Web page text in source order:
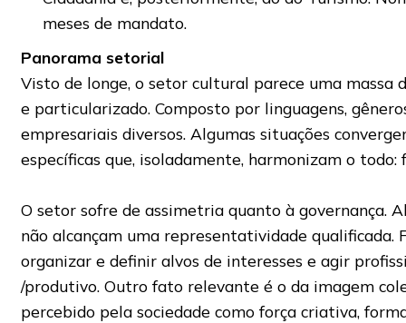
meses de mandato.
Panorama setorial
Visto de longe, o setor cultural parece uma massa
e particularizado. Composto por linguagens,
empresariais diversos. Algumas situações
específicas que, isoladamente, harmonizam o
O setor sofre de assimetria quanto à governança.
não alcançam uma representatividade
organizar e definir alvos de interesses e agir
/produtivo. Outro fato relevante é o da imagem
percebido pela sociedade como força criativa,